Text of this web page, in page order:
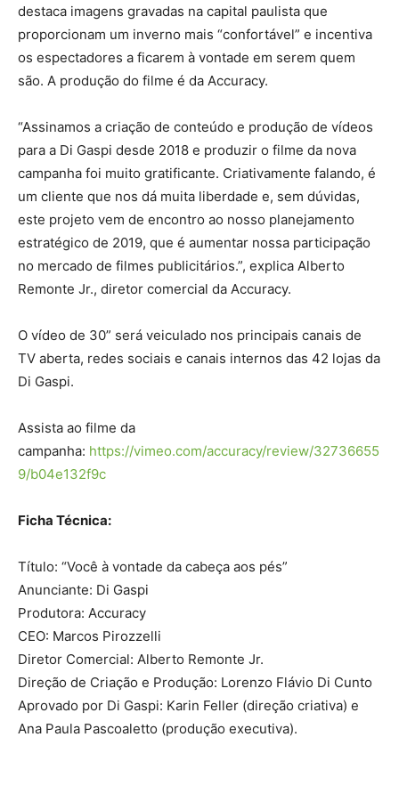
destaca imagens gravadas na capital paulista que
proporcionam um inverno mais “confortável” e incentiva
os espectadores a ficarem à vontade em serem quem
são. A produção do filme é da Accuracy.
“Assinamos a criação de conteúdo e produção de vídeos
para a Di Gaspi desde 2018 e produzir o filme da nova
campanha foi muito gratificante. Criativamente falando, é
um cliente que nos dá muita liberdade e, sem dúvidas,
este projeto vem de encontro ao nosso planejamento
estratégico de 2019, que é aumentar nossa participação
no mercado de filmes publicitários.”, explica Alberto
Remonte Jr., diretor comercial da Accuracy.
O vídeo de 30” será veiculado nos principais canais de
TV aberta, redes sociais e canais internos das 42 lojas da
Di Gaspi.
Assista ao filme da
campanha: https://vimeo.com/accuracy/review/32736655
9/b04e132f9c
Ficha Técnica:
Título: “Você à vontade da cabeça aos pés”
Anunciante: Di Gaspi
Produtora: Accuracy
CEO: Marcos Pirozzelli
Diretor Comercial: Alberto Remonte Jr.
Direção de Criação e Produção: Lorenzo Flávio Di Cunto
Aprovado por Di Gaspi: Karin Feller (direção criativa) e
Ana Paula Pascoaletto (produção executiva).